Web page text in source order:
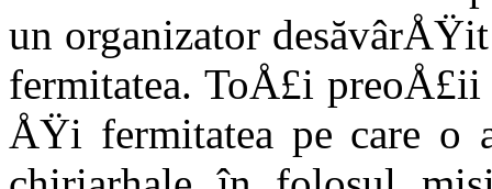
un organizator
fermitatea. ToÅ£i
ÅŸi fermitatea pe care o